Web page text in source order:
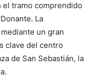
el tramo comprendido
La
un gran
clave del centro
de San Sebastián, la